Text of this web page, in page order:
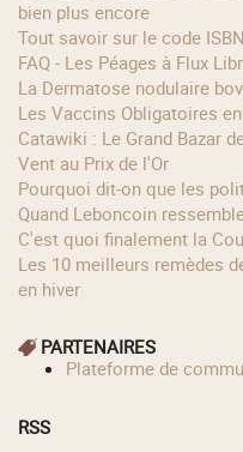
bien plus encore
Tout savoir sur le code
FAQ - Les Péages à Flux
La Dermatose nodulaire
Les Vaccins Obligatoires
Catawiki : Le Grand Bazar de l’Imposture ou l'Art de Vendre du
Vent au Prix de l'Or
Pourquoi dit-on que les
Quand Leboncoin
C'est quoi finalement la
Les 10 meilleurs remèdes de grand-mère qu'il faut connaître
en hiver
PARTENAIRES
Plateforme de
RSS